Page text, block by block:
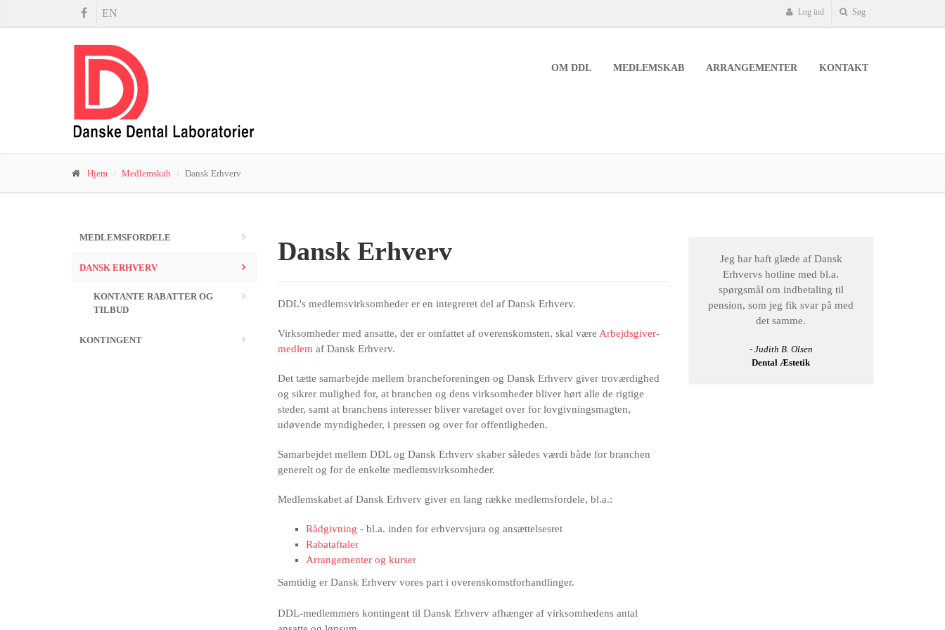
EN Log ind Søg
OM DDL MEDLEMSKAB ARRANGEMENTER KONTAKT
Hjem Medlemskab Dansk Erhverv
MEDLEMSFORDELE
DANSK ERHVERV
KONTANTE RABATTER OG
TILBUD
KONTINGENT
Dansk Erhverv
DDL's medlemsvirksomheder er en integreret del af Dansk Erhverv.
Virksomheder med ansatte, der er omfattet af overenskomsten, skal være Arbejdsgiver-
medlem af Dansk Erhverv.
Det tætte samarbejde mellem brancheforeningen og Dansk Erhverv giver troværdighed
og sikrer mulighed for, at branchen og dens virksomheder bliver hørt alle de rigtige
steder, samt at branchens interesser bliver varetaget over for lovgivningsmagten,
udøvende myndigheder, i pressen og over for offentligheden.
Samarbejdet mellem DDL og Dansk Erhverv skaber således værdi både for branchen
generelt og for de enkelte medlemsvirksomheder.
Medlemskabet af Dansk Erhverv giver en lang række medlemsfordele, bl.a.:
Rådgivning - bl.a. inden for erhvervsjura og ansættelsesret
Rabataftaler
Arrangementer og kurser
Samtidig er Dansk Erhverv vores part i overenskomstforhandlinger.
DDL-medlemmers kontingent til Dansk Erhverv afhænger af virksomhedens antal
Jeg har haft glæde af Dansk
Erhvervs hotline med bl.a.
spørgsmål om indbetaling til
pension, som jeg fik svar på med
det samme.
- Judith B. Olsen
Dental Æstetik